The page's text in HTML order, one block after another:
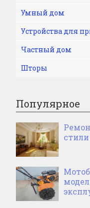
Умный дом
Устройства для
Частный дом
Шторы
Популярное